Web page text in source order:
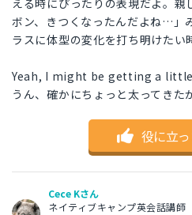
える時にぴったりの表現だよ。
ボン、きつくなったんだよね…」
ラスに体型の変化を打ち明けたい
Yeah, I might be getting a
うん、確かにちょっと太ってきた
役に立
Cece Kさん
ネイティブキャンプ英会話講師